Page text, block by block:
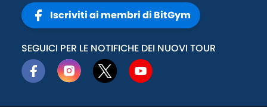
Iscriviti ai membri di BitGym
SEGUICI PER LE NOTIFICHE DEI NUOVI TOUR